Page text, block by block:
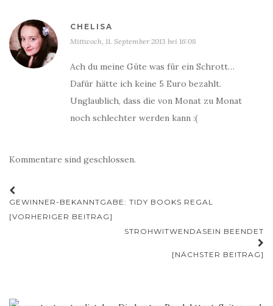
CHELISA
Mittwoch, 11. September 2013 bei 16:08
Ach du meine Güte was für ein Schrott…
Dafür hätte ich keine 5 Euro bezahlt.
Unglaublich, dass die von Monat zu Monat
noch schlechter werden kann :(
Kommentare sind geschlossen.
Beitrags-
Navigation
GEWINNER-BEKANNTGABE: TIDY BOOKS REGAL
[VORHERIGER BEITRAG]
STROHWITWENDASEIN BEENDET
[NÄCHSTER BEITRAG]